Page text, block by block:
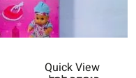
Quick View